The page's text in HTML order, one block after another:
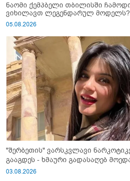
ნაომი ქემპბელი თბილისში
ვიხილავთ ლეგენდარულ მოდელს?
05.08.2026
"შერბეთის" ვარსკვლავი
გააგდეს - ხმაური გადასაღებ
03.08.2026